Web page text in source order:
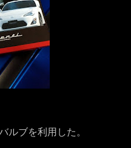
ルブを利用した。